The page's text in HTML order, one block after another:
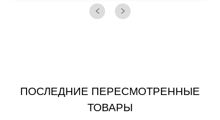
ПОСЛЕДНИЕ ПЕРЕСМОТРЕННЫЕ
ТОВАРЫ